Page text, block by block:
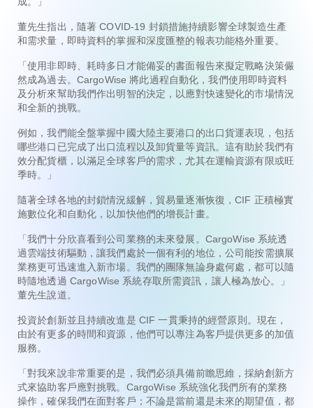
董先生指出，隨著 COVID-19 封鎖措施持續影響全球製造生產
和需求量，即時資料的掌握和深度匯整的報表功能格外重要。
「使用非即時、耗時多日才能備妥的書面報告來擬定戰略決策儼
然成為過去。CargoWise 將此過程自動化，我們使用即時資料
及分析來幫助我們作出明智的決定，以應對快速變化的市場情況
和全新的挑戰。
例如，我們能全盤掌握中國大陸主要港口的出口貨運表現，包括
哪些港口已完成了出口流程以及卸貨量等資訊。這有助於我們有
效分配貨櫃，以滿足全球客戶的需求，尤其在運輸資源有限或旺
季時。」
隨著全球各地的封鎖情況緩解，貿易量逐漸恢復，CIF 正積極實
施數位化和自動化，以加快他們的增長計畫。
「我們十分欣喜看到公司業務的未來發展。CargoWise 系統透
過雲端技術驅動，讓我們處於一個有利的地位，公司能按需擴展
業務更可迅速進入新市場。我們的團隊無論身處何處，都可以隨
時隨地透過 CargoWise 系統存取所需資訊，讓人極為放心。」
董先生說道。
投資於創新並且持續改進是 CIF 一貫秉持的經營原則。現在，
由於有更多的時間和資源，他們可以專注為客戶提供更多的加值
服務。
「對我來說非常重要的是，我們必須具備前瞻思維，採納創新方
式來協助客戶應對挑戰。CargoWise 系統強化我們所有的業務
操作，確保我們在面對客戶；不論是當前還是未來的期望值，都